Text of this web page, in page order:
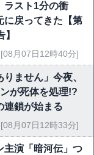
ラスト1分の衝
に戻ってきた【第
[08月07日12時40分]
りません」今夜、
が死体を処理!?
鎖が始まる
[08月07日12時33分]
主演「暗河伝」つ